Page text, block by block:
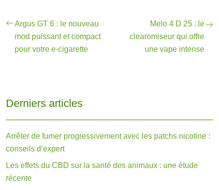
Argus GT 6 : le nouveau
mod puissant et compact
pour votre e-cigarette
Melo 4 D 25 : le
clearomiseur qui offre
une vape intense
Derniers articles
Arrêter de fumer progressivement avec les patchs nicotine :
conseils d’expert
Les effets du CBD sur la santé des animaux : une étude
récente